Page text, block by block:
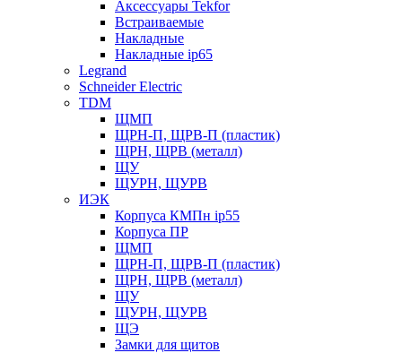
Аксессуары Tekfor
Встраиваемые
Накладные
Накладные ip65
Legrand
Schneider Electric
TDM
ЩМП
ЩРН-П, ЩРВ-П (пластик)
ЩРН, ЩРВ (металл)
ЩУ
ЩУРН, ЩУРВ
ИЭК
Корпуса КМПн ip55
Корпуса ПР
ЩМП
ЩРН-П, ЩРВ-П (пластик)
ЩРН, ЩРВ (металл)
ЩУ
ЩУРН, ЩУРВ
ЩЭ
Замки для щитов